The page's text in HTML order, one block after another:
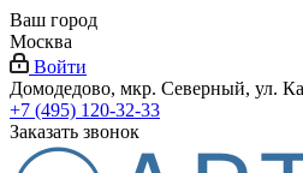
Ваш город
Москва
Войти
Домодедово, мкр. Северный, ул.
+7 (495) 120-32-33
Заказать звонок